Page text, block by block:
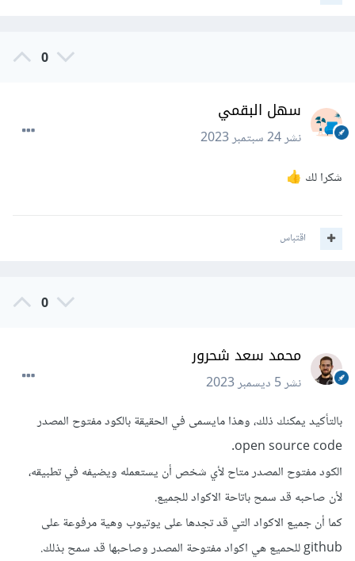
0
سهل البقمي
نشر24 سبتمبر 2023
شكرا لك 👍
اقتباس
0
محمد سعد شحرور
نشر5 ديسمبر 2023
بالتأكيد يمكنك ذلك، وهذا مايسمى في الحقيقة بالكود مفتوح المصدر
open source code.
الكود مفتوح المصدر متاح لأي شخص أن يستعمله ويضيفه في تطبيقه،
لأن صاحبه قد سمح باتاحة الاكواد للجميع.
كما أن جميع الاكواد التي قد تجدها على يوتيوب وهية مرفوعة على
github للحميع هي اكواد مفتوحة المصدر وصاحبها قد سمح بذلك.